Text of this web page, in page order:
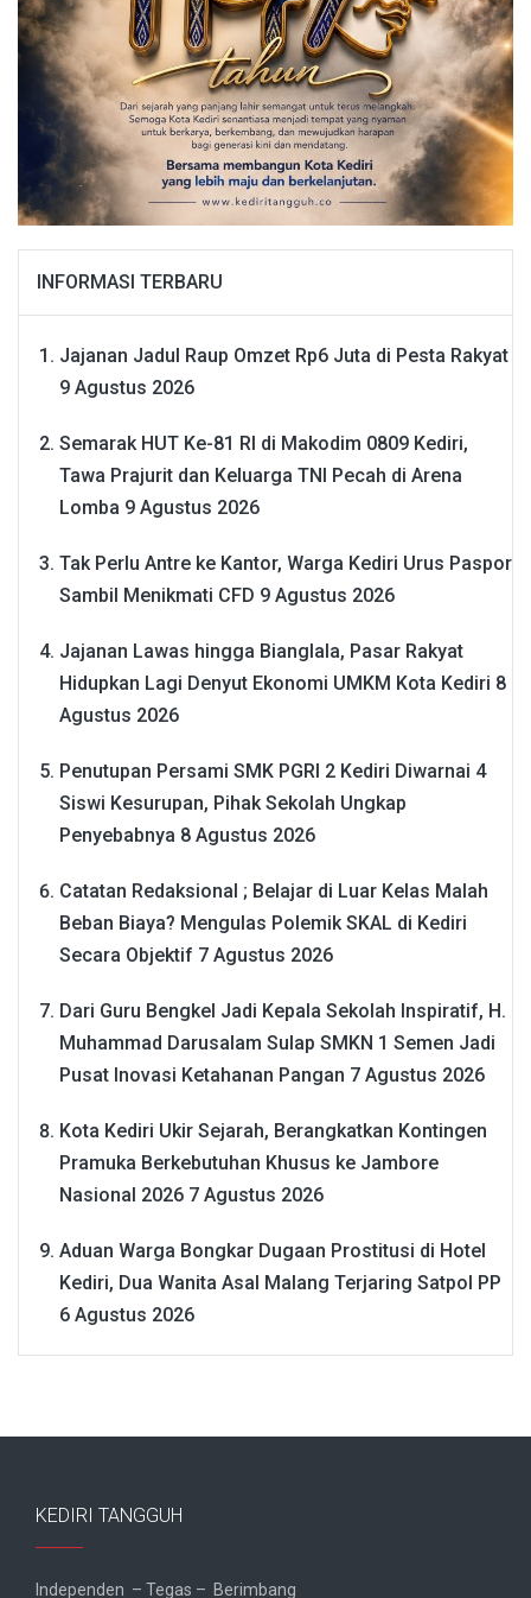
INFORMASI TERBARU
Jajanan Jadul Raup Omzet Rp6 Juta di Pesta Rakyat
9 Agustus 2026
Semarak HUT Ke-81 RI di Makodim 0809 Kediri,
Tawa Prajurit dan Keluarga TNI Pecah di Arena
Lomba 9 Agustus 2026
Tak Perlu Antre ke Kantor, Warga Kediri Urus Paspor
Sambil Menikmati CFD 9 Agustus 2026
Jajanan Lawas hingga Bianglala, Pasar Rakyat
Hidupkan Lagi Denyut Ekonomi UMKM Kota Kediri 8
Agustus 2026
Penutupan Persami SMK PGRI 2 Kediri Diwarnai 4
Siswi Kesurupan, Pihak Sekolah Ungkap
Penyebabnya 8 Agustus 2026
Catatan Redaksional ; Belajar di Luar Kelas Malah
Beban Biaya? Mengulas Polemik SKAL di Kediri
Secara Objektif 7 Agustus 2026
Dari Guru Bengkel Jadi Kepala Sekolah Inspiratif, H.
Muhammad Darusalam Sulap SMKN 1 Semen Jadi
Pusat Inovasi Ketahanan Pangan 7 Agustus 2026
Kota Kediri Ukir Sejarah, Berangkatkan Kontingen
Pramuka Berkebutuhan Khusus ke Jambore
Nasional 2026 7 Agustus 2026
Aduan Warga Bongkar Dugaan Prostitusi di Hotel
Kediri, Dua Wanita Asal Malang Terjaring Satpol PP
6 Agustus 2026
KEDIRI TANGGUH
Independen – Tegas – Berimbang